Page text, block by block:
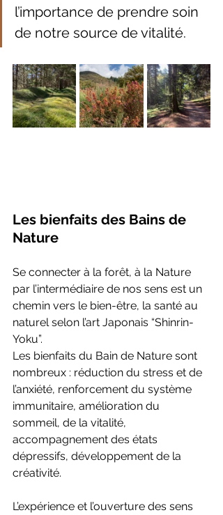
l’importance de prendre soin
de notre source de vitalité.
Les bienfaits des Bains de
Nature
Se connecter à la forêt, à la Nature
par l’intermédiaire de nos sens est un
chemin vers le bien-être, la santé au
naturel selon l’art Japonais “Shinrin-
Yoku”.
Les bienfaits du Bain de Nature sont
nombreux : réduction du stress et de
l’anxiété, renforcement du système
immunitaire, amélioration du
sommeil, de la vitalité,
accompagnement des états
dépressifs, développement de la
créativité.
L’expérience et l’ouverture des sens